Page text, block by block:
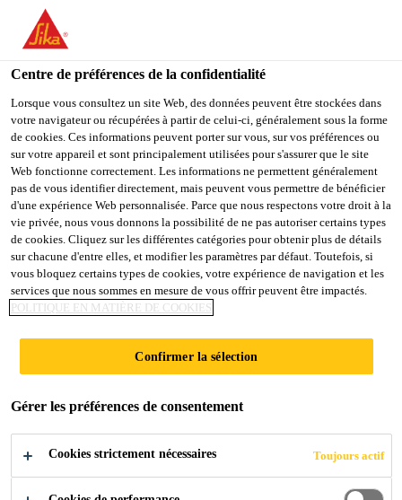
You are accessing "Sika Schweiz AG", it seems you are
accessing it from "États-Unis". We have a dedicated website for
your country.
TO
SIKA
USA
STAY ON THE SIKA
SCHWEIZ AG WEBSITE
SELECT A
COUNTRY
Sika Schweiz AG
SYSTÈMES
POLYURÉTHAN
ES FLEXIBLES
Centre de préférences de la confidentialité
Lorsque vous consultez un site Web, des données peuvent être stockées dans
votre navigateur ou récupérées à partir de celui-ci, généralement sous la forme
de cookies. Ces informations peuvent porter sur vous, sur vos préférences ou
sur votre appareil et sont principalement utilisées pour s'assurer que le site
Web fonctionne correctement. Les informations ne permettent généralement
pas de vous identifier directement, mais peuvent vous permettre de bénéficier
d'une expérience Web personnalisée. Parce que nous respectons votre droit à la
vie privée, nous vous donnons la possibilité de ne pas autoriser certains types
de cookies. Cliquez sur les différentes catégories pour obtenir plus de détails
sur chacune d'entre elles, et modifier les paramètres par défaut. Toutefois, si
vous bloquez certains types de cookies, votre expérience de navigation et les
services que nous sommes en mesure de vous offrir peuvent être impactés.
POLITIQUE EN MATIÈRE DE COOKIES
Confirmer la sélection
Gérer les préférences de consentement
Cookies strictement nécessaires Toujours actif